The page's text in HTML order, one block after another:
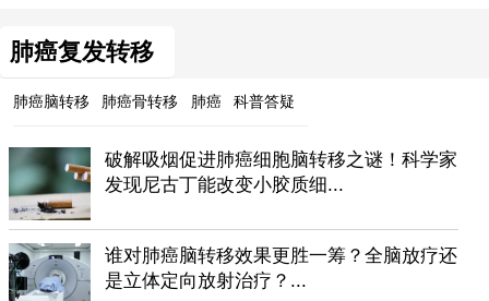
肺癌复发转移
肺癌脑转移 肺癌骨转移 肺癌 科普答疑
破解吸烟促进肺癌细胞脑转移之谜！科学家
发现尼古丁能改变小胶质细...
谁对肺癌脑转移效果更胜一筹？全脑放疗还
是立体定向放射治疗？...